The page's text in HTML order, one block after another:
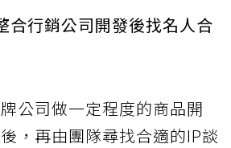
合行銷公司開發後找名人合
公司做一定程度的商品開
，再由團隊尋找合適的IP談